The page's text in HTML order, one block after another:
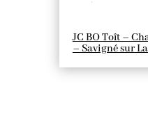
JC BO Toît –
– Savigné sur